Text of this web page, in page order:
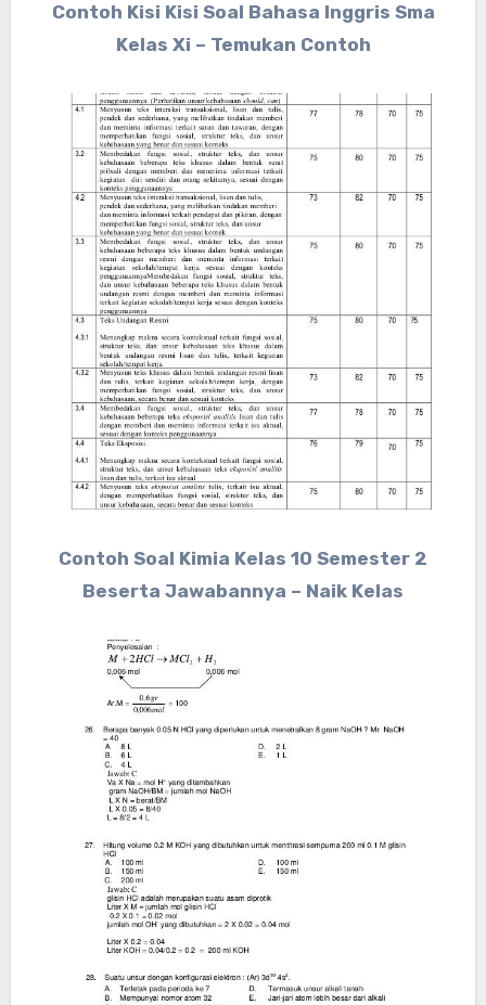
Contoh Kisi Kisi Soal Bahasa Inggris Sma
Kelas Xi – Temukan Contoh
Contoh Soal Kimia Kelas 10 Semester 2
Beserta Jawabannya – Naik Kelas